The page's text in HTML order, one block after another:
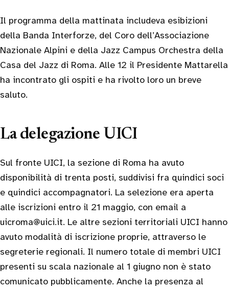
Il programma della mattinata includeva esibizioni
della Banda Interforze, del Coro dell’Associazione
Nazionale Alpini e della Jazz Campus Orchestra della
Casa del Jazz di Roma. Alle 12 il Presidente Mattarella
ha incontrato gli ospiti e ha rivolto loro un breve
saluto.
La delegazione UICI
Sul fronte UICI, la sezione di Roma ha avuto
disponibilità di trenta posti, suddivisi fra quindici soci
e quindici accompagnatori. La selezione era aperta
alle iscrizioni entro il 21 maggio, con email a
uicroma@uici.it. Le altre sezioni territoriali UICI hanno
avuto modalità di iscrizione proprie, attraverso le
segreterie regionali. Il numero totale di membri UICI
presenti su scala nazionale al 1 giugno non è stato
comunicato pubblicamente. Anche la presenza al